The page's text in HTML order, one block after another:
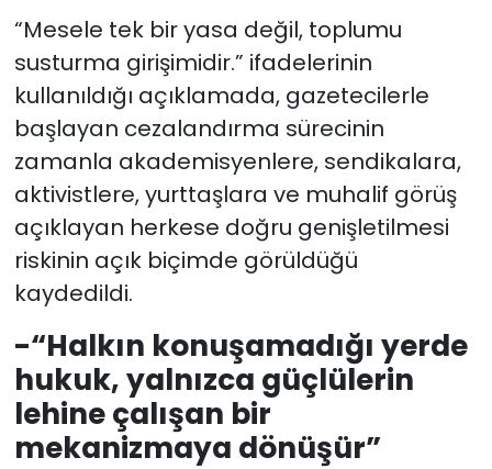
“Mesele tek bir yasa değil, toplumu
susturma girişimidir.” ifadelerinin
kullanıldığı açıklamada, gazetecilerle
başlayan cezalandırma sürecinin
zamanla akademisyenlere, sendikalara,
aktivistlere, yurttaşlara ve muhalif görüş
açıklayan herkese doğru genişletilmesi
riskinin açık biçimde görüldüğü
kaydedildi.
-“Halkın konuşamadığı yerde
hukuk, yalnızca güçlülerin
lehine çalışan bir
mekanizmaya dönüşür”